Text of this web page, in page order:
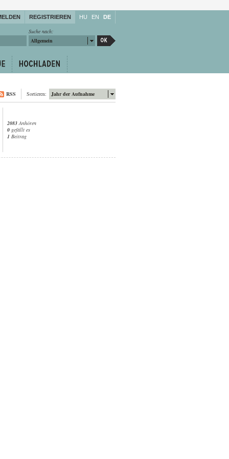
REGISTRIEREN HU EN DE
Suche nach:
Allgemein
Jahr der Aufnahme
Sortieren:
RSS
2083Anhören
0 gefällt es
1 Beitrag